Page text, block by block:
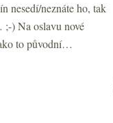
nesedí/neznáte ho, tak
) Na oslavu nové
to původní…